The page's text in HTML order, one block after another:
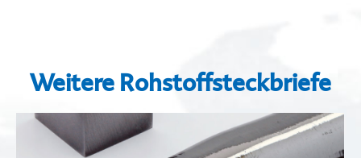
Weitere Rohstoffsteckbriefe